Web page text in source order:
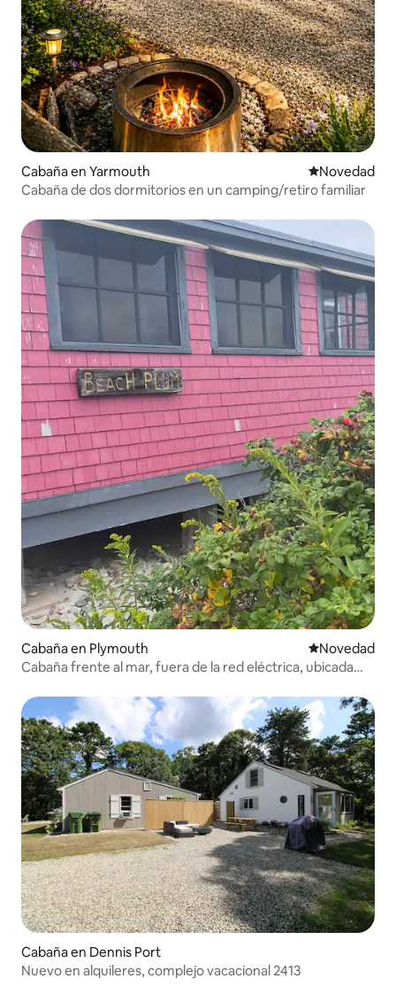
Cabaña en Yarmouth Lugar para
Novedad
Cabaña de dos dormitorios en un camping/retiro familiar
Cabaña en Plymouth Lugar para
Novedad
Cabaña frente al mar, fuera de la red eléctrica, ubicada
Cabaña en Dennis Port
Nuevo en alquileres, complejo vacacional 2413